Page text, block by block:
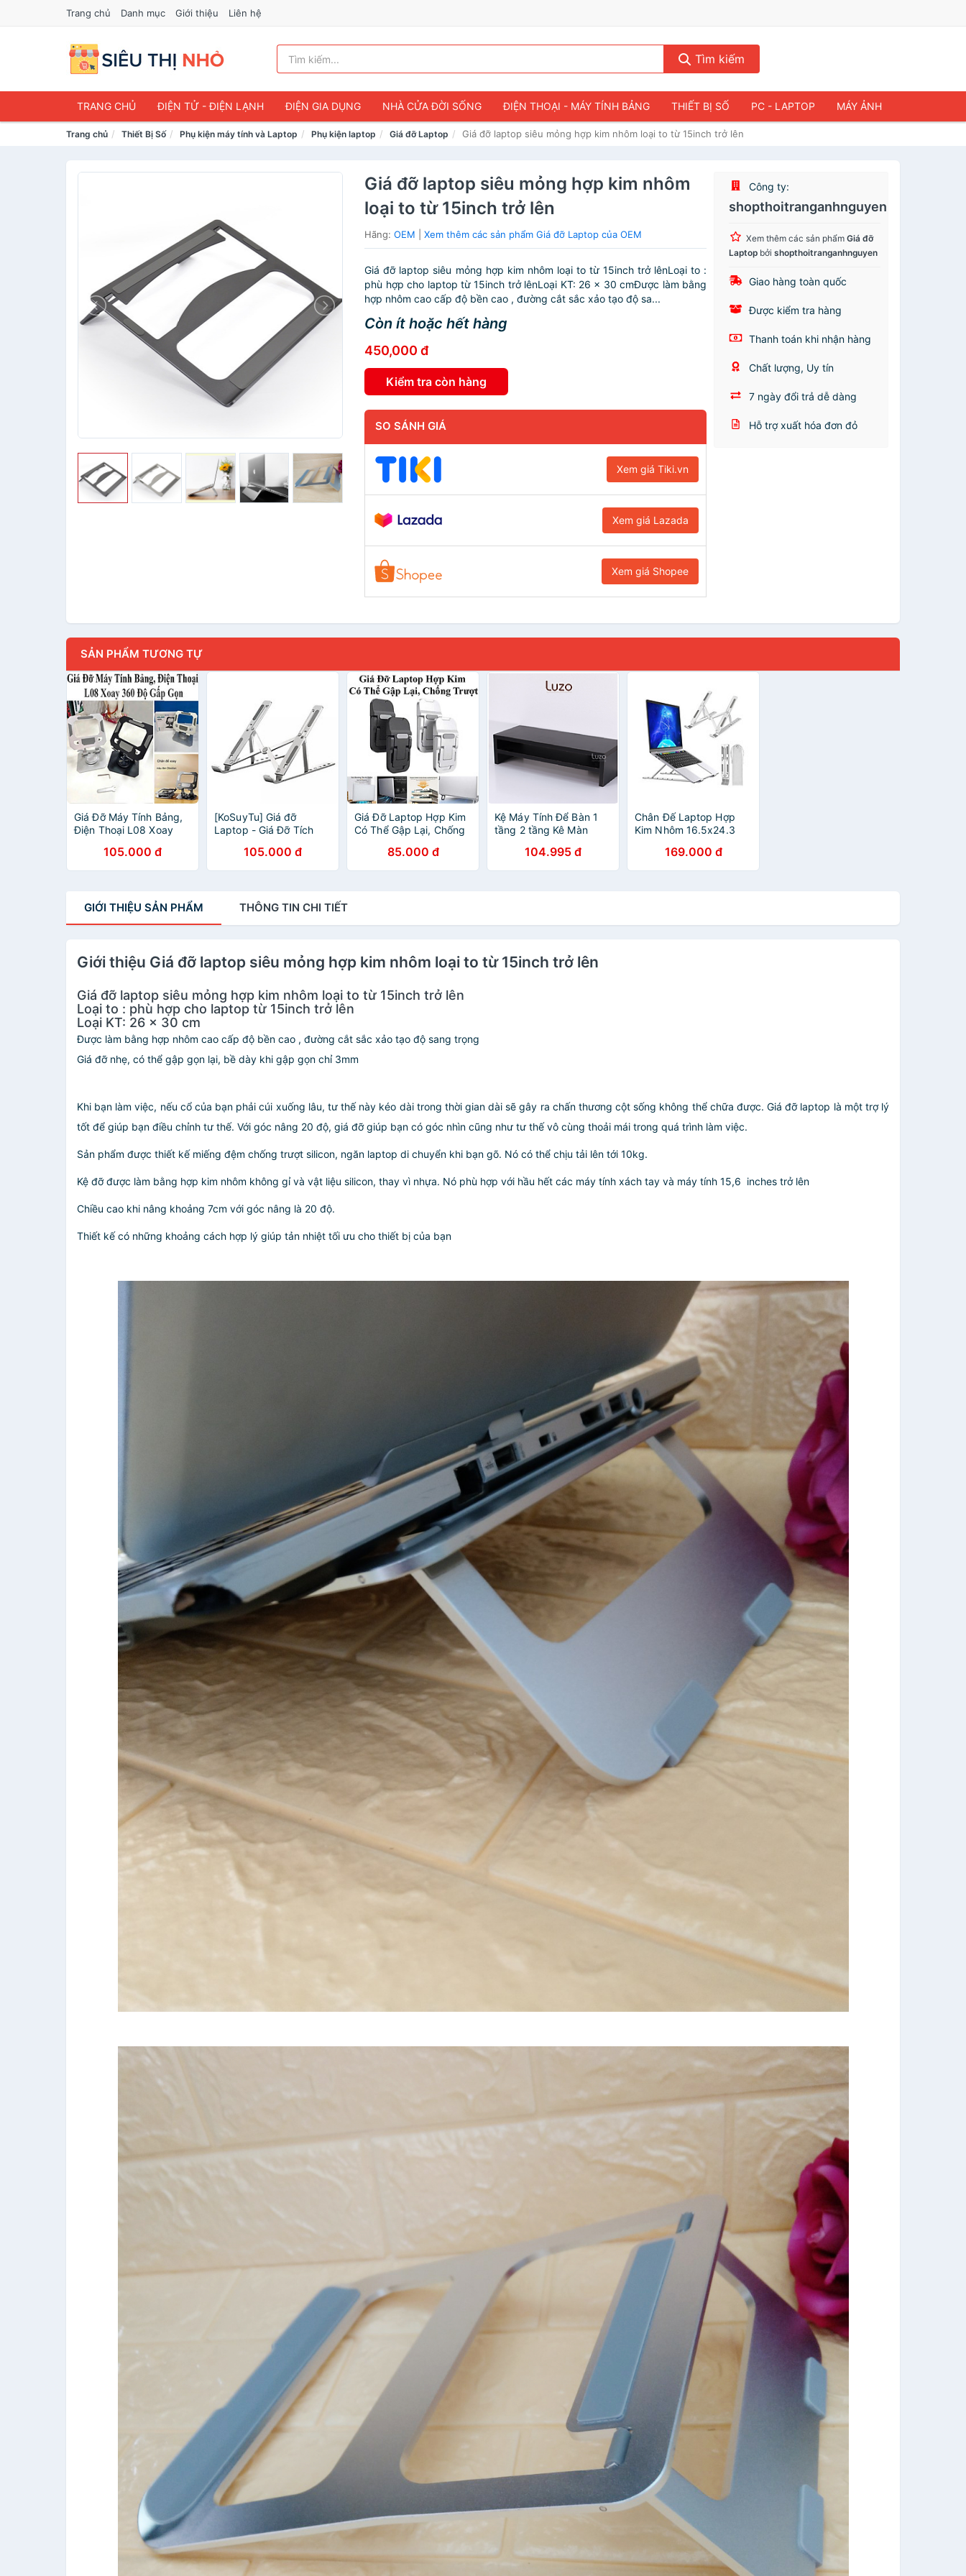
Trang chủ Danh mục Giới thiệu Liên hệ
Tìm kiếm
TRANG CHỦ ĐIỆN TỬ - ĐIỆN LẠNH ĐIỆN GIA DỤNG NHÀ CỬA ĐỜI SỐNG ĐIỆN THOẠI - MÁY TÍNH BẢNG THIẾT BỊ SỐ PC - LAPTOP MÁY ẢNH
Trang chủ Thiết Bị Số Phụ kiện máy tính và Laptop Phụ kiện laptop Giá đỡ Laptop Giá đỡ laptop siêu mỏng hợp kim nhôm loại to từ 15inch trở lên
Giá đỡ laptop siêu mỏng hợp kim nhôm
loại to từ 15inch trở lên
Hãng:OEM |Xem thêm các sản phẩm Giá đỡ Laptop của OEM
Giá đỡ laptop siêu mỏng hợp kim nhôm loại to từ 15inch trở lênLoại to :
phù hợp cho laptop từ 15inch trở lênLoại KT: 26 x 30 cmĐược làm bằng
hợp nhôm cao cấp độ bền cao , đường cắt sắc xảo tạo độ sa...
Còn ít hoặc hết hàng
450,000 đ
Kiểm tra còn hàng
SO SÁNH GIÁ
Xem giá Tiki.vn
Xem giá Lazada
Xem giá Shopee
Công ty:
shopthoitranganhnguyen
Xem thêm các sản phẩmGiá đỡ
Laptop bởishopthoitranganhnguyen
Giao hàng toàn quốc
Được kiểm tra hàng
Thanh toán khi nhận hàng
Chất lượng, Uy tín
7 ngày đổi trả dễ dàng
Hỗ trợ xuất hóa đơn đỏ
SẢN PHẨM TƯƠNG TỰ
Giá Đỡ Máy Tính Bảng,
Điện Thoại L08 Xoay
Nhiệt Kim Loại
105.000 đ
[KoSuyTu] Giá đỡ
Laptop - Giá Đỡ Tích
Chống Trượt Tiện Lợi
Cho Laptop 12 - 15Inch
105.000 đ
Giá Đỡ Laptop Hợp Kim
Có Thể Gập Lại, Chống
Laptop85.000 đ
Kệ Máy Tính Để Bàn 1
tầng 2 tầng Kê Màn
104.995 đ
Chân Đế Laptop Hợp
Kim Nhôm 16.5x24.3
169.000 đ
GIỚI THIỆU SẢN PHẨM THÔNG TIN CHI TIẾT
Giới thiệu Giá đỡ laptop siêu mỏng hợp kim nhôm loại to từ 15inch trở lên
Giá đỡ laptop siêu mỏng hợp kim nhôm loại to từ 15inch trở lên
Loại to : phù hợp cho laptop từ 15inch trở lên
Loại KT: 26 x 30 cm
Được làm bằng hợp nhôm cao cấp độ bền cao , đường cắt sắc xảo tạo độ sang trọng
Giá đỡ nhẹ, có thể gập gọn lại, bề dày khi gập gọn chỉ 3mm
Khi bạn làm việc, nếu cổ của bạn phải cúi xuống lâu, tư thế này kéo dài trong thời gian dài sẽ gây ra chấn thương cột sống không thể chữa được. Giá đỡ laptop là một trợ lý
tốt để giúp bạn điều chỉnh tư thế. Với góc nâng 20 độ, giá đỡ giúp bạn có góc nhìn cũng như tư thế vô cùng thoải mái trong quá trình làm việc.
Sản phẩm được thiết kế miếng đệm chống trượt silicon, ngăn laptop di chuyển khi bạn gõ. Nó có thể chịu tải lên tới 10kg.
Kệ đỡ được làm bằng hợp kim nhôm không gỉ và vật liệu silicon, thay vì nhựa. Nó phù hợp với hầu hết các máy tính xách tay và máy tính 15,6 inches trở lên
Chiều cao khi nâng khoảng 7cm với góc nâng là 20 độ.
Thiết kế có những khoảng cách hợp lý giúp tản nhiệt tối ưu cho thiết bị của bạn